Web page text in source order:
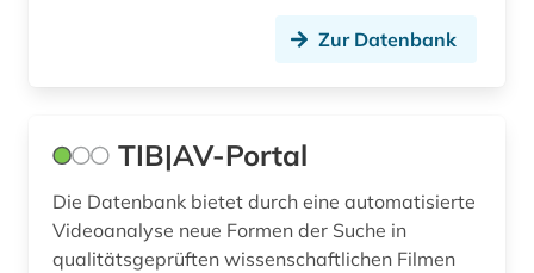
wissenschaft (3)
wissenschaftlich-technischer fortschritt (1)
wissenschaftliche literatur (2)
Zur Datenbank
TIB|AV-Portal
Die Datenbank bietet durch eine automatisierte
Videoanalyse neue Formen der Suche in
qualitätsgeprüften wissenschaftlichen Filmen